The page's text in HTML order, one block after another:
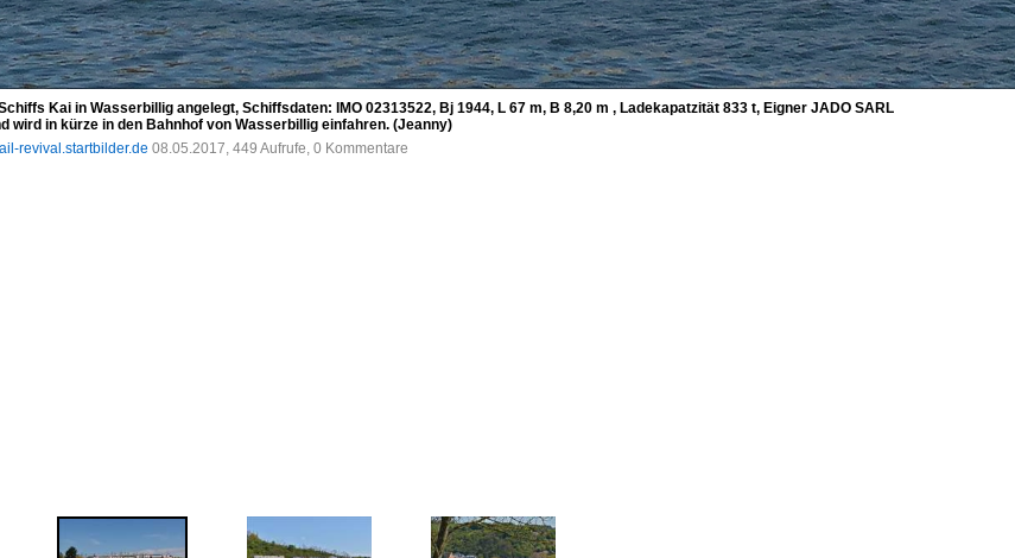
Kai in Wasserbillig angelegt, Schiffsdaten: IMO 02313522, Bj 1944, L 67 m, B 8,20 m , Ladekapatzität 833 t, Eigner JADO SARL
wird in kürze in den Bahnhof von Wasserbillig einfahren. (Jeanny)
revival.startbilder.de 08.05.2017, 449 Aufrufe, 0 Kommentare